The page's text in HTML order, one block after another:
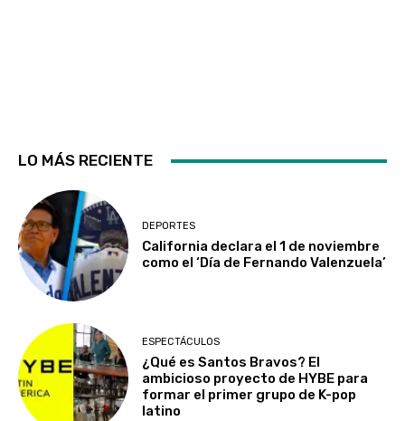
LO MÁS RECIENTE
DEPORTES
California declara el 1 de noviembre
como el ‘Día de Fernando Valenzuela’
ESPECTÁCULOS
¿Qué es Santos Bravos? El
ambicioso proyecto de HYBE para
formar el primer grupo de K-pop
latino